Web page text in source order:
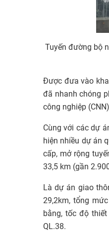
Tuyến đường bộ
Được đưa vào
đã nhanh chóng
công nghiệp
Cùng với các dự
hiện nhiều dự án
cấp, mở rộng
33,5 km (gần
Là dự án giao
29,2km, tổng
bằng, tốc độ
QL.38.